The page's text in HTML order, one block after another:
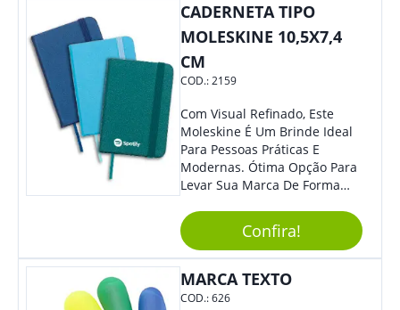
CADERNETA TIPO
MOLESKINE 10,5X7,4
CM
COD.:2159
Com Visual Refinado, Este
Moleskine É Um Brinde Ideal
Para Pessoas Práticas E
Modernas. Ótima Opção Para
Levar Sua Marca De Forma
Sua Empresa Em Eventos,
Reuniões Corporativas Ou Até
Mesmo Para Presentear
Colaboradores E Parceiros De
Sua Empresa.
Confira!
MARCA TEXTO
COD.:626